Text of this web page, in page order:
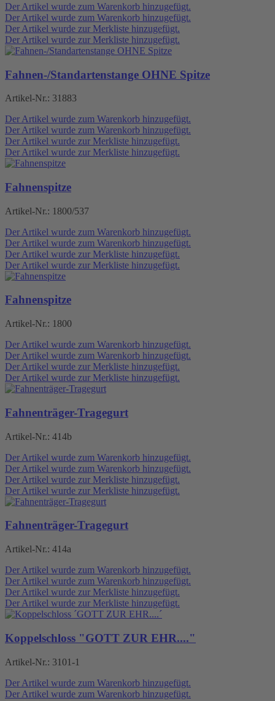
Der Artikel wurde zum Warenkorb hinzugefügt.
Der Artikel wurde zum Warenkorb hinzugefügt.
Der Artikel wurde zur Merkliste hinzugefügt.
Der Artikel wurde zur Merkliste hinzugefügt.
Fahnen-/Standartenstange OHNE Spitze
Artikel-Nr.: 31883
Der Artikel wurde zum Warenkorb hinzugefügt.
Der Artikel wurde zum Warenkorb hinzugefügt.
Der Artikel wurde zur Merkliste hinzugefügt.
Der Artikel wurde zur Merkliste hinzugefügt.
Fahnenspitze
Artikel-Nr.: 1800/537
Der Artikel wurde zum Warenkorb hinzugefügt.
Der Artikel wurde zum Warenkorb hinzugefügt.
Der Artikel wurde zur Merkliste hinzugefügt.
Der Artikel wurde zur Merkliste hinzugefügt.
Fahnenspitze
Artikel-Nr.: 1800
Der Artikel wurde zum Warenkorb hinzugefügt.
Der Artikel wurde zum Warenkorb hinzugefügt.
Der Artikel wurde zur Merkliste hinzugefügt.
Der Artikel wurde zur Merkliste hinzugefügt.
Fahnenträger-Tragegurt
Artikel-Nr.: 414b
Der Artikel wurde zum Warenkorb hinzugefügt.
Der Artikel wurde zum Warenkorb hinzugefügt.
Der Artikel wurde zur Merkliste hinzugefügt.
Der Artikel wurde zur Merkliste hinzugefügt.
Fahnenträger-Tragegurt
Artikel-Nr.: 414a
Der Artikel wurde zum Warenkorb hinzugefügt.
Der Artikel wurde zum Warenkorb hinzugefügt.
Der Artikel wurde zur Merkliste hinzugefügt.
Der Artikel wurde zur Merkliste hinzugefügt.
Koppelschloss "GOTT ZUR EHR...."
Artikel-Nr.: 3101-1
Der Artikel wurde zum Warenkorb hinzugefügt.
Der Artikel wurde zum Warenkorb hinzugefügt.